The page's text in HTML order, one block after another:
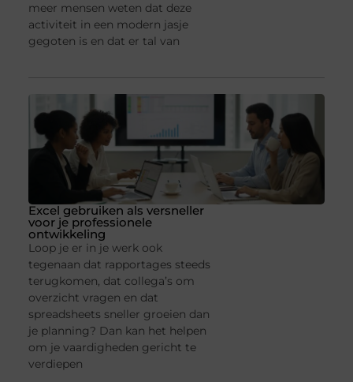
meer mensen weten dat deze
activiteit in een modern jasje
gegoten is en dat er tal van
Excel gebruiken als versneller
voor je professionele
ontwikkeling
Loop je er in je werk ook
tegenaan dat rapportages steeds
terugkomen, dat collega’s om
overzicht vragen en dat
spreadsheets sneller groeien dan
je planning? Dan kan het helpen
om je vaardigheden gericht te
verdiepen